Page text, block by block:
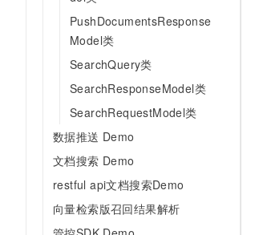
PushDocumentsResponse
Model类
SearchQuery类
SearchResponseModel类
SearchRequestModel类
数据推送 Demo
文档搜索 Demo
restful api文档搜索Demo
向量检索版召回结果解析